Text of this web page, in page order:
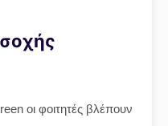
οι φοιτητές βλέπουν